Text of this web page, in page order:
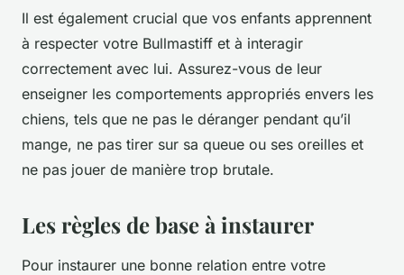
Il est également crucial que vos enfants apprennent
à respecter votre Bullmastiff et à interagir
correctement avec lui. Assurez-vous de leur
enseigner les comportements appropriés envers les
chiens, tels que ne pas le déranger pendant qu’il
mange, ne pas tirer sur sa queue ou ses oreilles et
ne pas jouer de manière trop brutale.
Les règles de base à instaurer
Pour instaurer une bonne relation entre votre